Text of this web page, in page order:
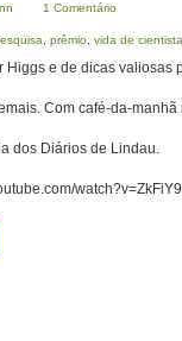
1 Comentário
prêmio vida de cientista
Higgs e de dicas valiosas
Com café-da-manhã
dos Diários de Lindau.